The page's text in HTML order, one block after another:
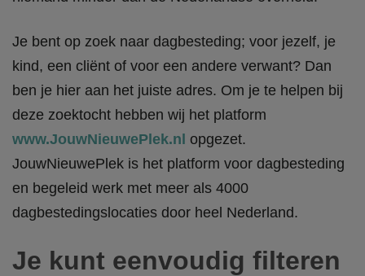
Je bent op zoek naar dagbesteding; voor jezelf, je
kind, een cliënt of voor een andere verwant? Dan
ben je hier aan het juiste adres. Om je te helpen bij
deze zoektocht hebben wij het platform
www.JouwNieuwePlek.nl opgezet.
JouwNieuwePlek is het platform voor dagbesteding
en begeleid werk met meer als 4000
dagbestedingslocaties door heel Nederland.
Je kunt eenvoudig filteren